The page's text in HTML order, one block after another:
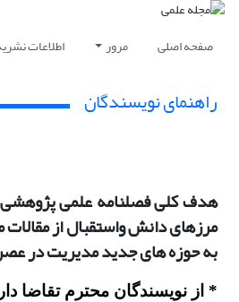
صفحه اصلی مرور اطلاعات
راهنمای نویسندگان
هدف کلیفصلنامه علمی
مرزهای دانش واستقبال از
به حوزه های جدید مدیریت در عصر
* از نویسندگان محترم تقاضا